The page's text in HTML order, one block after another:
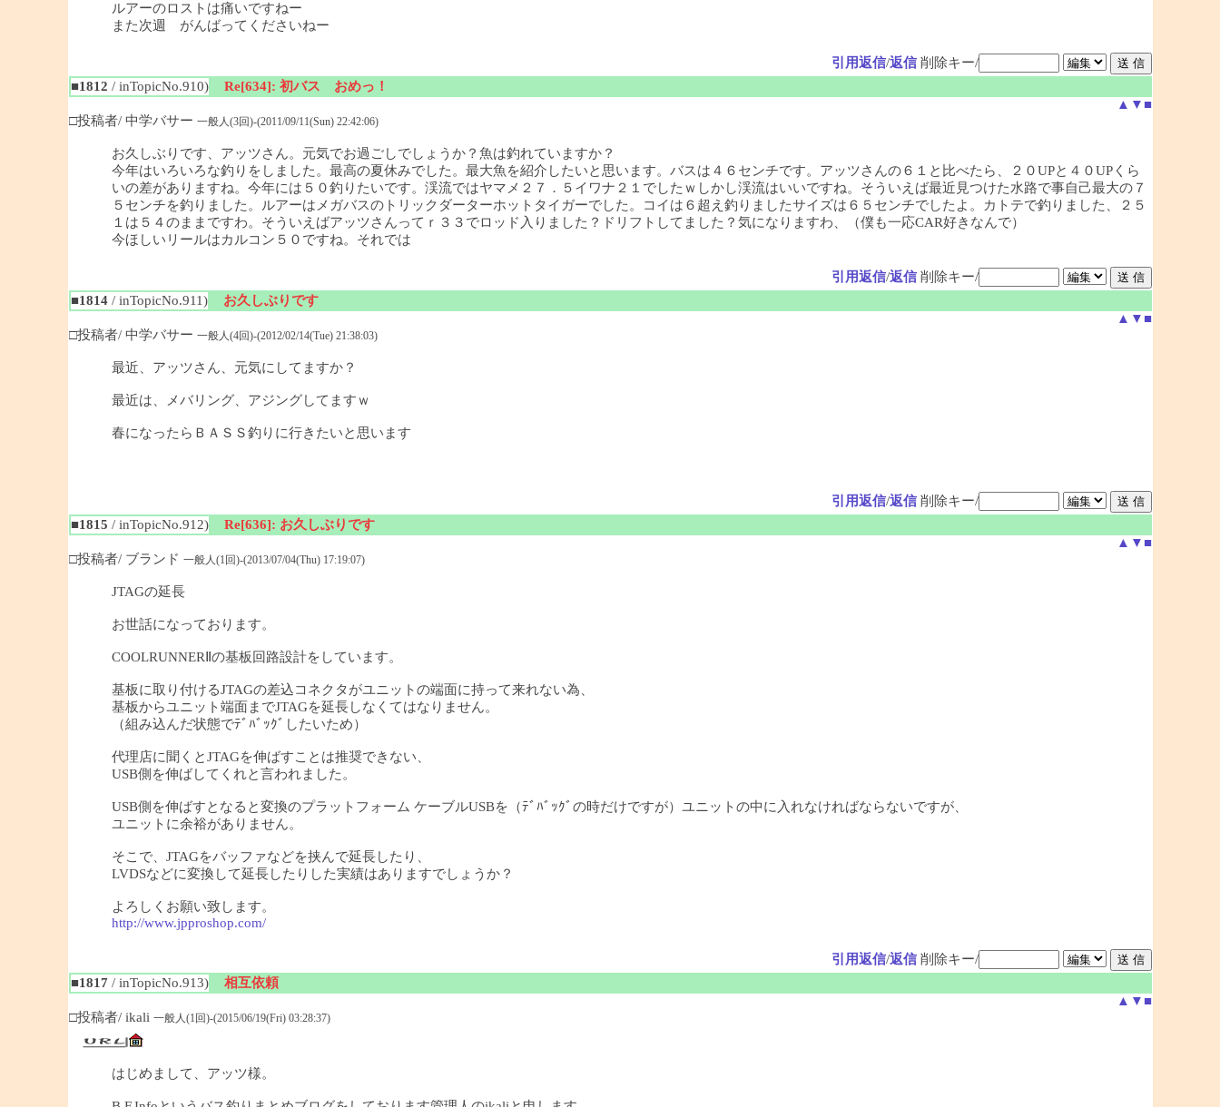
ルアーのロストは痛いですねー
また次週 がんばってくださいねー
引用返信/返信 削除キー/
■1812 / inTopicNo.910)
Re[634]: 初バス おめっ！
▲ ▼ ■
□投稿者/ 中学バサー 一般人(3回)-(2011/09/11(Sun) 22:42:06)
お久しぶりです、アッツさん。元気でお過ごしでしょうか？魚は釣れていますか？
今年はいろいろな釣りをしました。最高の夏休みでした。最大魚を紹介したいと思います。バスは４６センチです。アッツさんの６１と比べたら、２０UPと４０UPくら
いの差がありますね。今年には５０釣りたいです。渓流ではヤマメ２７．５イワナ２１でしたｗしかし渓流はいいですね。そういえば最近見つけた水路で事自己最大の７
５センチを釣りました。ルアーはメガバスのトリックダーターホットタイガーでした。コイは６超え釣りましたサイズは６５センチでしたよ。カトテで釣りました、２５
１は５４のままですわ。そういえばアッツさんってｒ３３でロッド入りました？ドリフトしてました？気になりますわ、（僕も一応CAR好きなんで）
今ほしいリールはカルコン５０ですね。それでは
引用返信/返信 削除キー/
■1814/ inTopicNo.911)
お久しぶりです
▲ ▼ ■
□投稿者/ 中学バサー 一般人(4回)-(2012/02/14(Tue) 21:38:03)
最近、アッツさん、元気にしてますか？
最近は、メバリング、アジングしてますｗ
春になったらＢＡＳＳ釣りに行きたいと思います
引用返信/返信 削除キー/
■1815 / inTopicNo.912)
Re[636]: お久しぶりです
▲ ▼ ■
□投稿者/ ブランド 一般人(1回)-(2013/07/04(Thu) 17:19:07)
JTAGの延長
お世話になっております。
COOLRUNNERⅡの基板回路設計をしています。
基板に取り付けるJTAGの差込コネクタがユニットの端面に持って来れない為、
基板からユニット端面までJTAGを延長しなくてはなりません。
（組み込んだ状態でﾃﾞﾊﾞｯｸﾞしたいため）
代理店に聞くとJTAGを伸ばすことは推奨できない、
USB側を伸ばしてくれと言われました。
USB側を伸ばすとなると変換のプラットフォーム ケーブルUSBを（ﾃﾞﾊﾞｯｸﾞの時だけですが）ユニットの中に入れなければならないですが、
ユニットに余裕がありません。
そこで、JTAGをバッファなどを挟んで延長したり、
LVDSなどに変換して延長したりした実績はありますでしょうか？
よろしくお願い致します。
http://www.jpproshop.com/
引用返信/返信 削除キー/
■1817 / inTopicNo.913)
相互依頼
▲ ▼ ■
□投稿者/ ikali 一般人(1回)-(2015/06/19(Fri) 03:28:37)
はじめまして、アッツ様。